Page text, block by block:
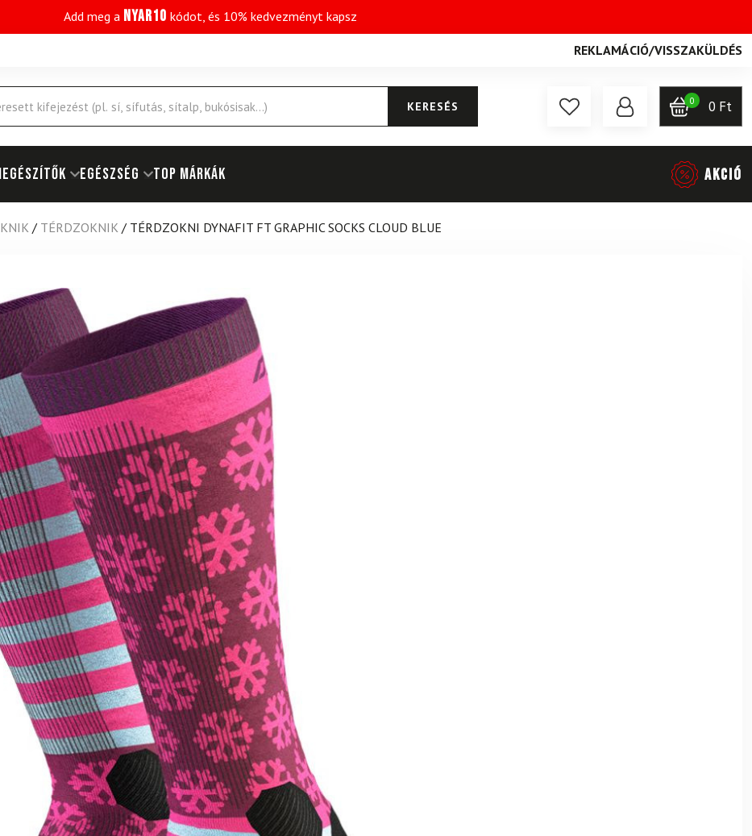
Add meg a NYAR10 kódot, és 10% kedvezményt kapsz
REKLAMÁCIÓ/VISSZAKÜLDÉS
KERESÉS 0 0 Ft
EGÉSZSÉG Top márkák AKCIÓ
/ TÉRDZOKNIK / TÉRDZOKNI DYNAFIT FT GRAPHIC SOCKS CLOUD BLUE